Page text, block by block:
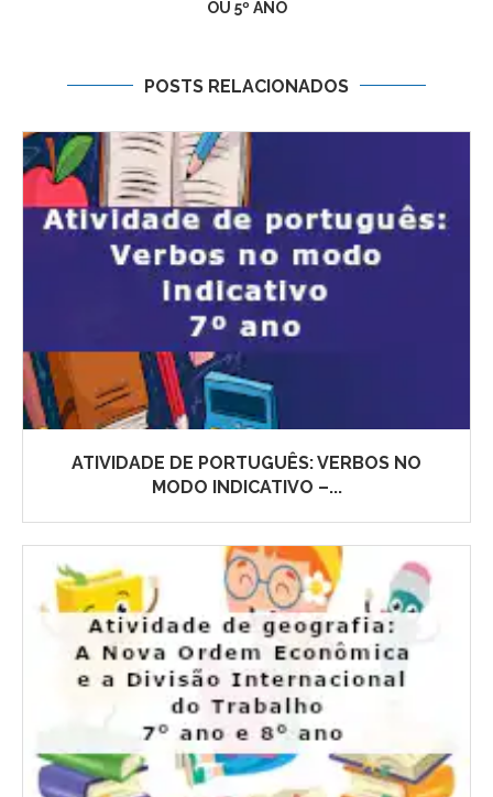
OU 5º ANO
POSTS RELACIONADOS
ATIVIDADE DE PORTUGUÊS: VERBOS NO
MODO INDICATIVO –...